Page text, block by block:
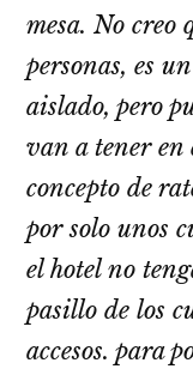
mesa. No creo
personas, es
aislado, pero
van a tener en
concepto de
por solo unos
el hotel no
pasillo de los
accesos. para